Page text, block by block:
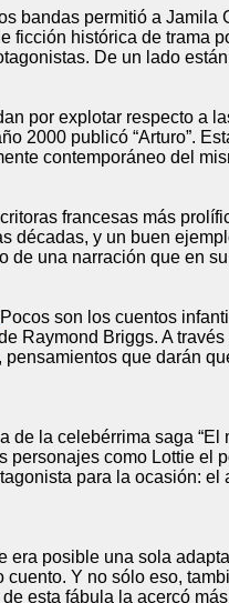
bandas permitió a Jamila
ficción histórica de trama
De un lado
por explotar respecto a
2000 publicó “Arturo”.
contemporáneo del
francesas más
décadas, y un buen
de una narración que en
Pocos son los cuentos
Raymond Briggs. A
que darán
de la celebérrima saga
personajes como Lottie el
para la ocasión:
era posible una sola
Y no sólo eso,
esta fábula la acercó